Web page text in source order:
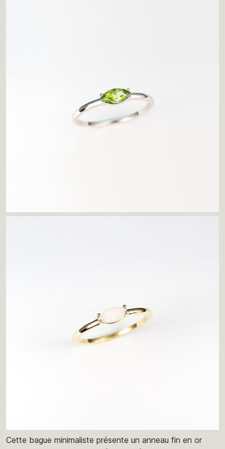
Cette bague minimaliste présente un anneau fin en or